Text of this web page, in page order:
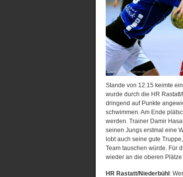
Stande von 12:15 keimte
wurde durch die HR
dringend auf Punkte
schwimmen. Am Ende
werden. Trainer Damir
seinen Jungs erstmal eine
lobt auch seine gute
Team tauschen würde. Für
wieder an die oberen Plätze
HR Rastatt/Niederbühl: